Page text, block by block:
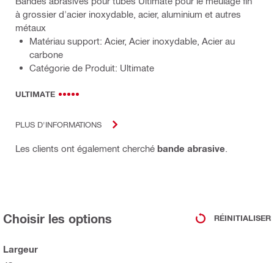
à grossier d'acier inoxydable, acier, aluminium et autres
métaux
Matériau support: Acier, Acier inoxydable, Acier au
carbone
Catégorie de Produit: Ultimate
ULTIMATE
PLUS D'INFORMATIONS
Les clients ont également cherché bande abrasive
Choisir les options RÉINITIALISER
Largeur